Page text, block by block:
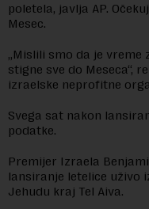
poletela, javlja AP.
Mesec.
„Mislili smo da je
stigne sve do Meseca“,
izraelske neprofitne
Svega sat nakon
podatke.
Premijer Izraela
lansiranje letelice uživo
Jehudu kraj Tel Aiva.